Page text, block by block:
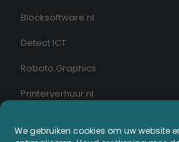
We gebruiken cookies om uw website
Blocksoftware.nl
Detect ICT
Roboto Graphics
Printerverhuur.nl
MIJN PRINTERPLAZA.NL